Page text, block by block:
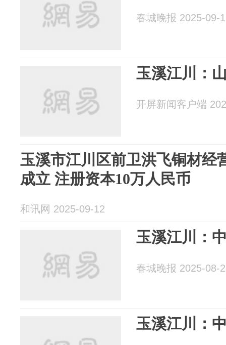
春城晚报 2025-09-
玉溪江川：
开屏新闻客户端
玉溪市江川区前卫洪飞铜材经
成立 注册资本10万人民币
和讯网 2025-09-12
玉溪江川：
春城晚报 2025-08-
玉溪江川：